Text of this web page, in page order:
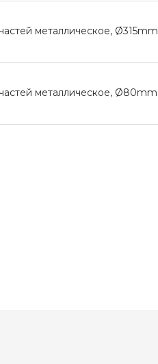
металлическое, Ø315mm
металлическое, Ø80mm